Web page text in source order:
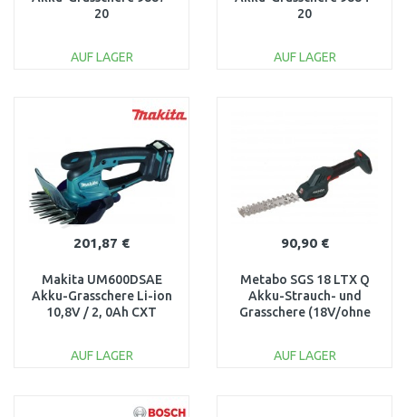
20
AUF LAGER
20
AUF LAGER
201,87 €
Makita UM600DSAE
Akku-Grasschere Li-ion
10,8V / 2, 0Ah CXT
AUF LAGER
90,90 €
Metabo SGS 18 LTX Q
Akku-Strauch- und
Grasschere (18V/ohne
AUF LAGER